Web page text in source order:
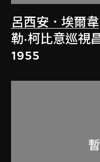
呂西安．埃爾韋
勒·柯比意巡視
1955